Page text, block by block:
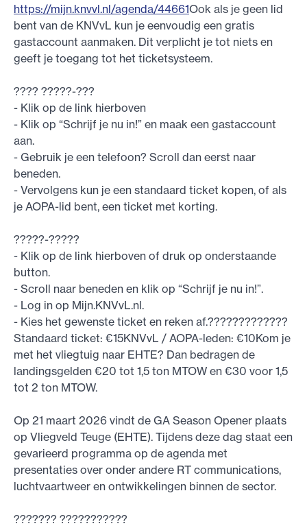
https://mijn.knvvl.nl/agenda/44661Ook als je geen lid
bent van de KNVvL kun je eenvoudig een gratis
gastaccount aanmaken. Dit verplicht je tot niets en
geeft je toegang tot het ticketsysteem.
???? ?????-???
- Klik op de link hierboven
- Klik op “Schrijf je nu in!” en maak een gastaccount
aan.
- Gebruik je een telefoon? Scroll dan eerst naar
beneden.
- Vervolgens kun je een standaard ticket kopen, of als
je AOPA-lid bent, een ticket met korting.
?????-?????
- Klik op de link hierboven of druk op onderstaande
button.
- Scroll naar beneden en klik op “Schrijf je nu in!”.
- Log in op Mijn.KNVvL.nl.
- Kies het gewenste ticket en reken af.?????????????
Standaard ticket: €15KNVvL / AOPA-leden: €10Kom je
met het vliegtuig naar EHTE? Dan bedragen de
landingsgelden €20 tot 1,5 ton MTOW en €30 voor 1,5
tot 2 ton MTOW.
Op 21 maart 2026 vindt de GA Season Opener plaats
op Vliegveld Teuge (EHTE). Tijdens deze dag staat een
gevarieerd programma op de agenda met
presentaties over onder andere RT communications,
luchtvaartweer en ontwikkelingen binnen de sector.
??????? ???????????